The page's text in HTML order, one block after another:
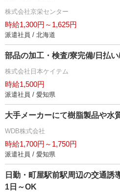
株式会社京栄センター
時給1,300円～1,625円
派遣社員 / 北海道
部品の加工・検査/寮完備/日払
株式会社日本ケイテム
時給1,500円
派遣社員 / 愛知県
大手メーカーにて樹脂製品や水
WDB株式会社
時給1,700円～1,750円
派遣社員 / 愛知県
日勤・町屋駅前駅周辺の交通誘
1日～OK